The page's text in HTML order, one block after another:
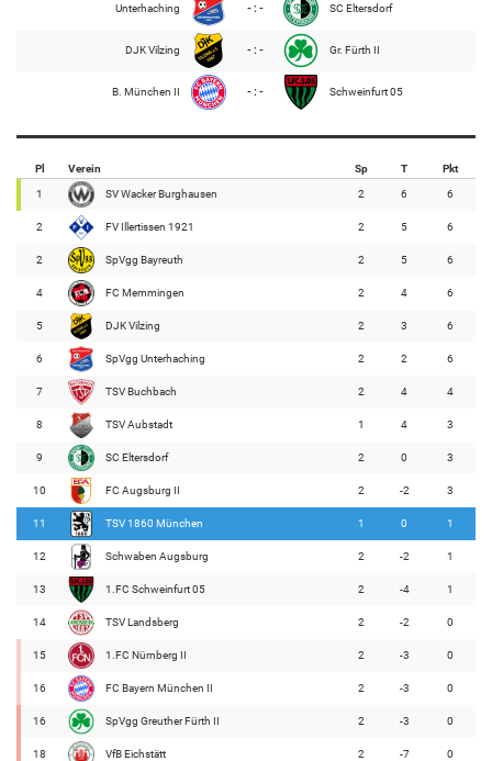
Unterhaching - : - SC Eltersdorf
DJK Vilzing - : - Gr. Fürth II
B. München II - : - Schweinfurt 05
Pl Verein Sp T Pkt
1 SV Wacker Burghausen 2 6 6
2 FV Illertissen 1921 2 5 6
2 SpVgg Bayreuth 2 5 6
4 FC Memmingen 2 4 6
5 DJK Vilzing 2 3 6
6 SpVgg Unterhaching 2 2 6
7 TSV Buchbach 2 4 4
8 TSV Aubstadt 1 4 3
9 SC Eltersdorf 2 0 3
10 FC Augsburg II 2 -2 3
11 TSV 1860 München 1 0 1
12 Schwaben Augsburg 2 -2 1
13 1.FC Schweinfurt 05 2 -4 1
14 TSV Landsberg 2 -2 0
15 1.FC Nürnberg II 2 -3 0
16 FC Bayern München II 2 -3 0
16 SpVgg Greuther Fürth II 2 -3 0
18 VfB Eichstätt 2 -7 0